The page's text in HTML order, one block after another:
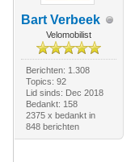
Bart Verbeek
Velomobilist
Berichten: 1.308
Topics: 92
Lid sinds: Dec 2018
Bedankt: 158
2375 x bedankt in
848 berichten